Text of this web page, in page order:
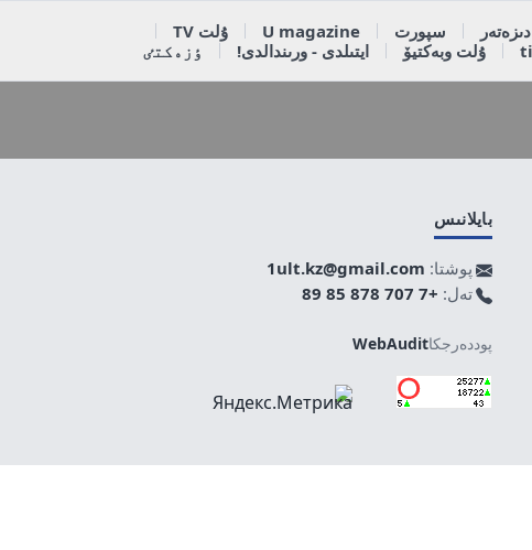
دىزەتەر سپورت U magazine
ۇلت TV
ۇلت وبەكتيۆ ايتىلدى - ورىندالدى! ٶزەكتٸ
بايلانىس
پوشتا: 1ult.kz@gmail.com
تەل: +7 707 878 85 89
پوددەرجكاWebAudit